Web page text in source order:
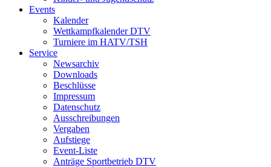
Events
Kalender
Wettkampfkalender DTV
Turniere im HATV/TSH
Service
Newsarchiv
Downloads
Beschlüsse
Impressum
Datenschutz
Ausschreibungen
Vergaben
Aufstiege
Event-Liste
Anträge Sportbetrieb DTV